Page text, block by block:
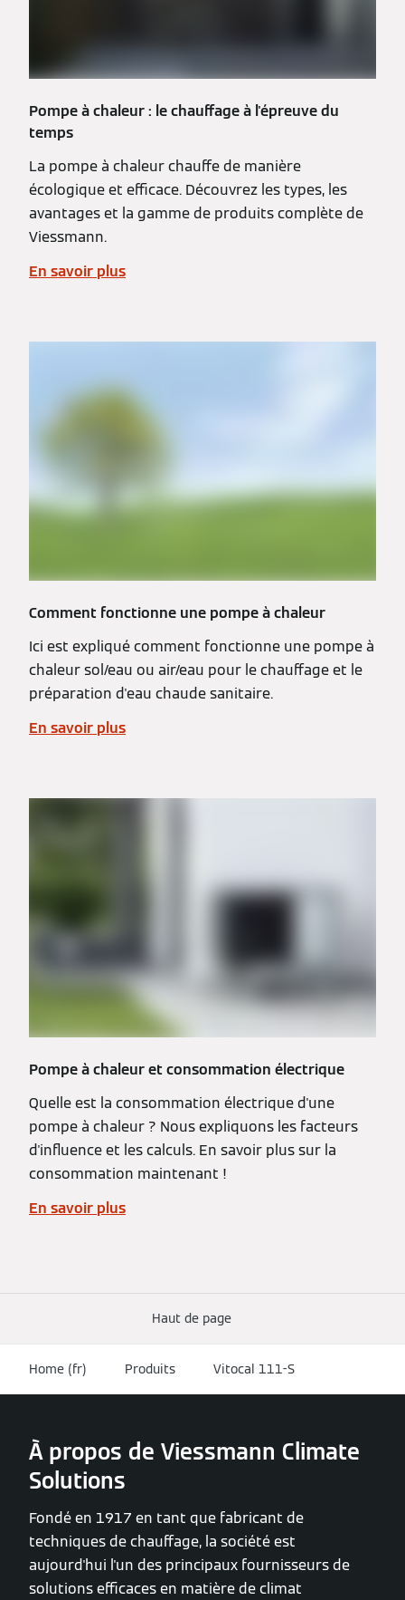
Pompe à chaleur : le chauffage à l'épreuve du
temps
La pompe à chaleur chauffe de manière
écologique et efficace. Découvrez les types, les
avantages et la gamme de produits complète de
Viessmann.
En savoir plus
Comment fonctionne une pompe à chaleur
Ici est expliqué comment fonctionne une pompe à
chaleur sol/eau ou air/eau pour le chauffage et le
préparation d'eau chaude sanitaire.
En savoir plus
Pompe à chaleur et consommation électrique
Quelle est la consommation électrique d'une
pompe à chaleur ? Nous expliquons les facteurs
d'influence et les calculs. En savoir plus sur la
consommation maintenant !
En savoir plus
Haut de page
Home (fr) Produits Vitocal 111-S
À propos de Viessmann Climate
Solutions
Fondé en 1917 en tant que fabricant de
techniques de chauffage, la société est
aujourd'hui l'un des principaux fournisseurs de
solutions efficaces en matière de climat